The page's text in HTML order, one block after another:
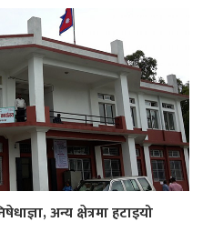
अन्य क्षेत्रमा हटाइयो